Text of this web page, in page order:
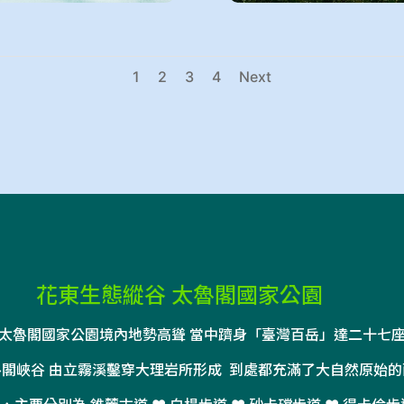
1 2 3 4 Next
花東生態縱谷 太魯閣國家公園
魯閣國家公園境內地勢高聳 當中躋身「臺灣百岳」達二十七
峽谷 由立霧溪鑿穿大理岩所形成 到處都充滿了大自然原始